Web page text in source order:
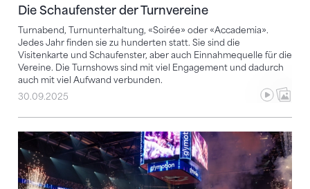
Die Schaufenster der Turnvereine
Turnabend, Turnunterhaltung, «Soirée» oder «Accademia».
Jedes Jahr finden sie zu hunderten statt. Sie sind die
Visitenkarte und Schaufenster, aber auch Einnahmequelle für die
Vereine. Die Turnshows sind mit viel Engagement und dadurch
auch mit viel Aufwand verbunden.
30.09.2025
Gymotion 2026 – Eine Show, so gross wie dein